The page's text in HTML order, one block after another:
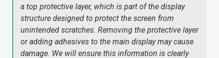
a top protective layer, which is part of the display
structure designed to protect the screen from
unintended scratches. Removing the protective layer
or adding adhesives to the main display may cause
damage. We will ensure this information is clearly